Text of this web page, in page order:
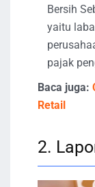
Bersih
yaitu
pajak
Baca juga:
Retail
2.